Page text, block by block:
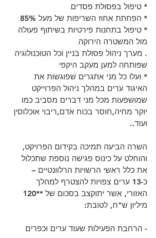
* טיפול בפסולת פסדים
* הפחתת אחוז השריפות של מעל 85%
* טיפול בתחנות פירטיות בשיתוף פעולה
מול המשטרה הירוקה
. מערך ניהול פסולת בניין וכל הטוכנולוגיה
שפותחה למען מעקב היקפי
* ועלו כל מני אתגרים שפוגשות את
האיגוד ערים במהלך ניהול הפרוייקט
שמושפעות מכל מני דברים מסביב כמו
יוקר מחיה,חוסר בכוח אדם,ריבוי אוכלוסין
ועוד..
השרה הביעה תמיכה בקידום הפרויקט,
והוחלט על כינוס פגישה נוספת שתכלול
את כלל ראשי הרשויות הרלוונטיים –
כ-13 ערים צפויות להצטרף למהלך
מיליון ש"ח, לטובת:
- הרחבת הפעילות שעוד ערים וכפרים